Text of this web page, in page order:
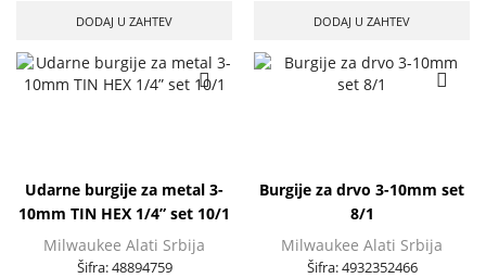
DODAJ U ZAHTEV DODAJ U ZAHTEV
Udarne burgije za metal 3-
10mm TIN HEX 1/4” set 10/1
Milwaukee Alati Srbija
Šifra:48894759
Burgije za drvo 3-10mm set
8/1
Milwaukee Alati Srbija
Šifra:4932352466